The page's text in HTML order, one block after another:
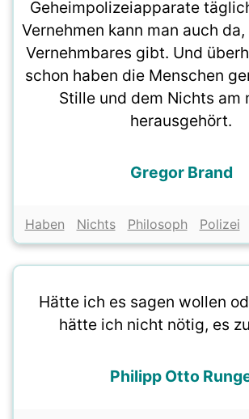
Geheimpolizeiapparate
Vernehmen kann man auch
Vernehmbares gibt. Und
schon haben die Menschen
Stille und dem Nichts am
herausgehört.
Gregor Brand
Haben Nichts Philosoph Polizei
Hätte ich es sagen wollen
hätte ich nicht nötig, es
Philipp Otto